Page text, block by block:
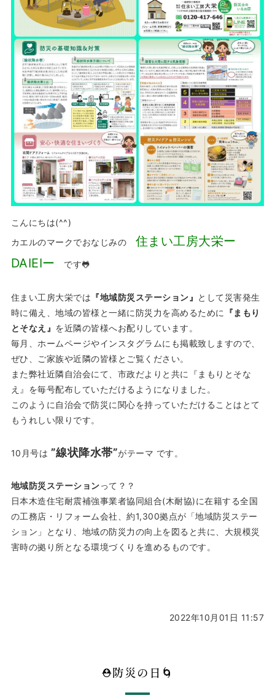
こんにちは(^^)
カエルのマークでおなじみの 住まい工房大栄ー
DAIEIー
です🐸
住まい工房大栄では 『地域防災ステーション』 として災害発生
時に備え、地域の皆様と一緒に防災力を高めるために 『まもり
とそなえ』 を近隣の皆様へお配りしています。
毎月、ホームページやインスタグラムにも掲載致しますので、
ぜひ、ご家族や近隣の皆様とご覧ください。
また弊社近隣自治会にて、市政だよりと共に『まもりとそな
え』を毎号配布していただけるようになりました。
このように自治会で防災に関心を持っていただけることはとて
もうれしい限りです。
10月号は ”線状降水帯”がテーマ です。
地域防災ステーションって？？
日本木造住宅耐震補強事業者協同組合(木耐協)に在籍する全国
の工務店・リフォーム会社、約1,300拠点が「地域防災ステー
ション」となり、地域の防災力の向上を図ると共に、大規模災
害時の拠り所となる環境づくりを進めるものです。
2022年10月01日 11:57
⛑防災の日🌀